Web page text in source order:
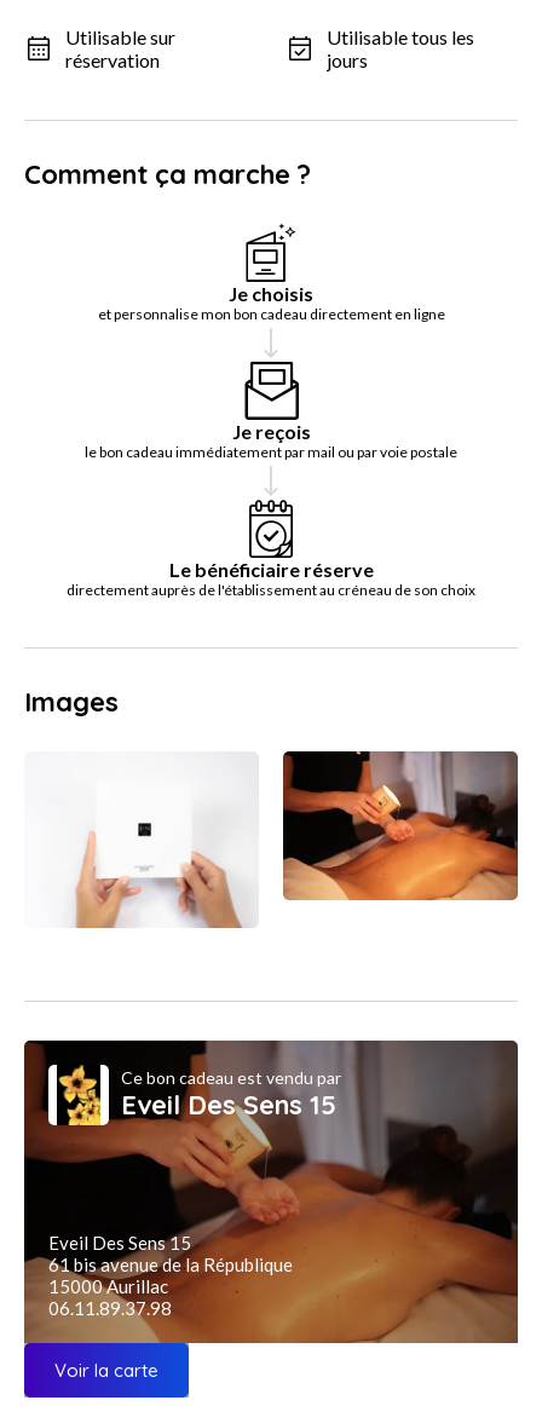
Utilisable sur
réservation
Utilisable tous les
jours
Comment ça marche ?
Je choisis
et personnalise mon bon cadeau directement en ligne
Je reçois
le bon cadeau immédiatement par mail ou par voie postale
Le bénéficiaire réserve
directement auprès de l'établissement au créneau de son choix
Images
Ce bon cadeau est vendu par
Eveil Des Sens 15
Eveil Des Sens 15
61 bis avenue de la République
15000 Aurillac
06.11.89.37.98
Voir la carte